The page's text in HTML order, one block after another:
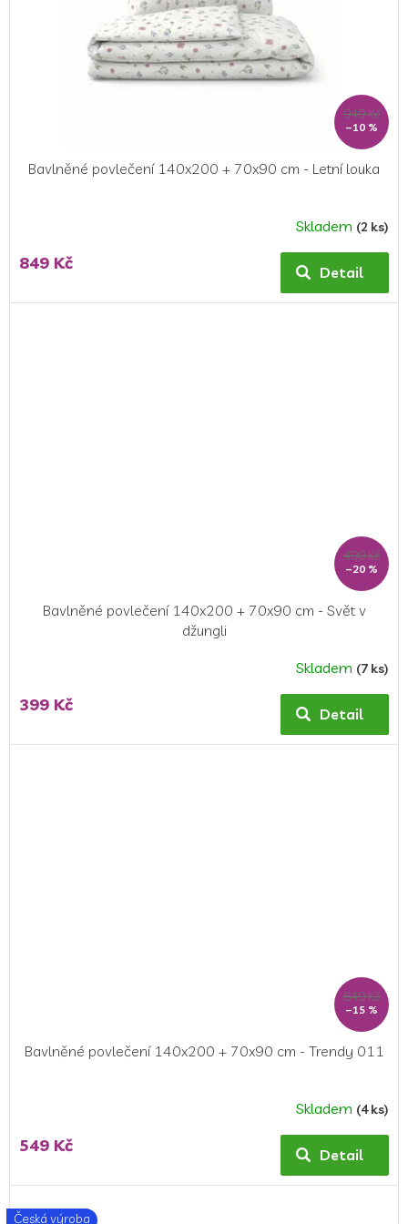
949 Kč
–10 %
Bavlněné povlečení 140x200 + 70x90 cm - Letní louka
Skladem (2 ks)
849 Kč Detail
499 Kč
–20 %
Bavlněné povlečení 140x200 + 70x90 cm - Svět v
džungli
Skladem (7 ks)
399 Kč Detail
649 Kč
–15 %
Bavlněné povlečení 140x200 + 70x90 cm - Trendy 011
Skladem (4 ks)
549 Kč Detail
Česká výroba